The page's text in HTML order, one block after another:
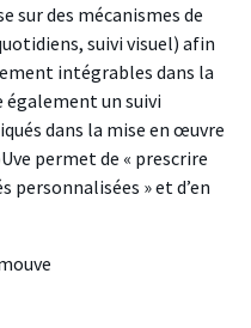
sur des mécanismes de
suivi visuel) afin
intégrables dans la
également un suivi
dans la mise en œuvre
permet de « prescrire
personnalisées » et d’en